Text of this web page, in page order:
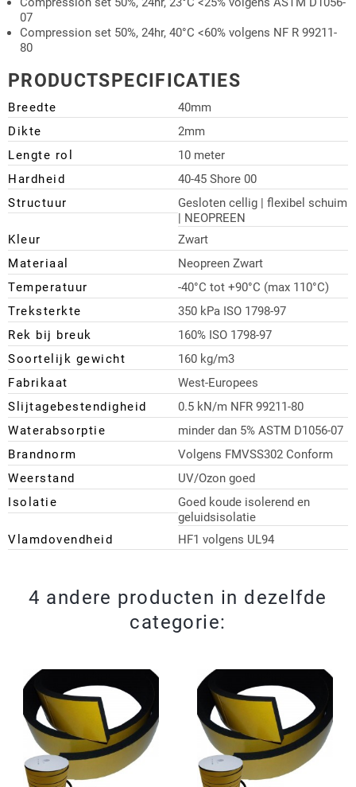
07
Compression set 50%, 24hr, 40°C <60% volgens NF R 99211-
80
PRODUCTSPECIFICATIES
Breedte
40mm
Dikte
2mm
Lengte rol
10 meter
Hardheid
40-45 Shore 00
Structuur
Gesloten cellig | flexibel schuim
| NEOPREEN
Kleur
Zwart
Materiaal
Neopreen Zwart
Temperatuur
-40°C tot +90°C (max 110°C)
Treksterkte
350 kPa ISO 1798-97
Rek bij breuk
160% ISO 1798-97
Soortelijk gewicht
160 kg/m3
Fabrikaat
West-Europees
Slijtagebestendigheid
0.5 kN/m NFR 99211-80
Waterabsorptie
minder dan 5% ASTM D1056-07
Brandnorm
Volgens FMVSS302 Conform
Weerstand
UV/Ozon goed
Isolatie
Goed koude isolerend en
geluidsisolatie
Vlamdovendheid
HF1 volgens UL94
4 andere producten in dezelfde
categorie: